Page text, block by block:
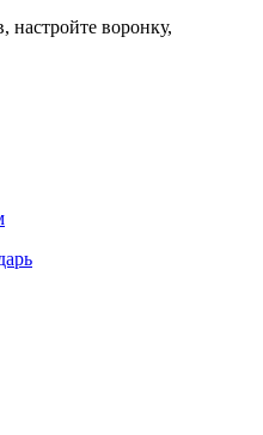
настройте воронку,